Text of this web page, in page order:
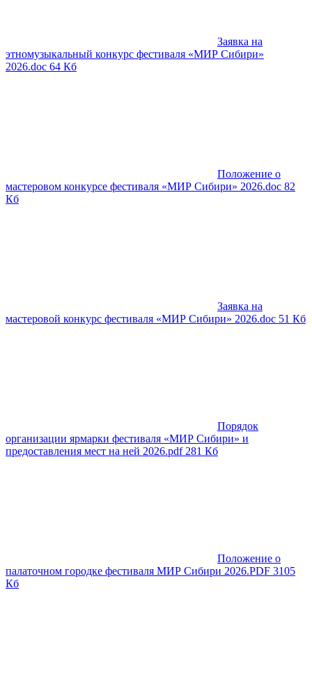
Заявка на
этномузыкальный конкурс фестиваля «МИР Сибири»
2026.doc 64 Кб
Положение о
мастеровом конкурсе фестиваля «МИР Сибири» 2026.doc 82
Кб
Заявка на
мастеровой конкурс фестиваля «МИР Сибири» 2026.doc 51 Кб
Порядок
организации ярмарки фестиваля «МИР Сибири» и
предоставления мест на ней 2026.pdf 281 Кб
Положение о
палаточном городке фестиваля МИР Сибири 2026.PDF 3105
Кб